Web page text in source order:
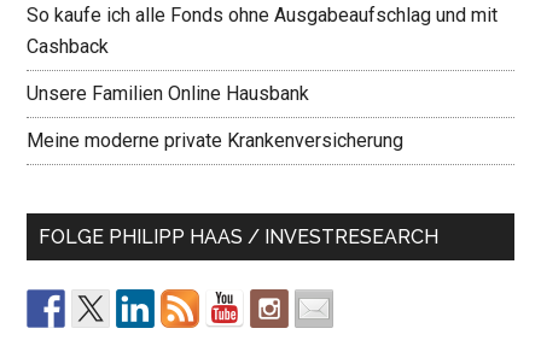
So kaufe ich alle Fonds ohne Ausgabeaufschlag und mit
Cashback
Unsere Familien Online Hausbank
Meine moderne private Krankenversicherung
FOLGE PHILIPP HAAS / INVESTRESEARCH